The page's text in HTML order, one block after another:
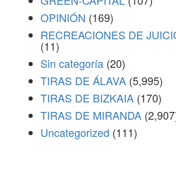
OPINIÓN (169)
RECREACIONES DE
(11)
Sin categoría (20)
TIRAS DE ÁLAVA (5,995)
TIRAS DE BIZKAIA (170)
TIRAS DE MIRANDA
Uncategorized (111)